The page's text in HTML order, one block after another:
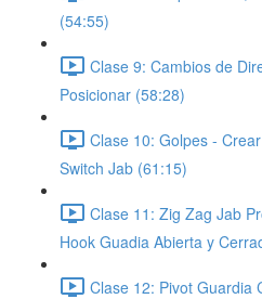
(54:55)
Clase 9: Cambios de
Posicionar (58:28)
Clase 10: Golpes -
Switch Jab (61:15)
Clase 11: Zig Zag Jab
Hook Guadia Abierta y
Clase 12: Pivot Guardia